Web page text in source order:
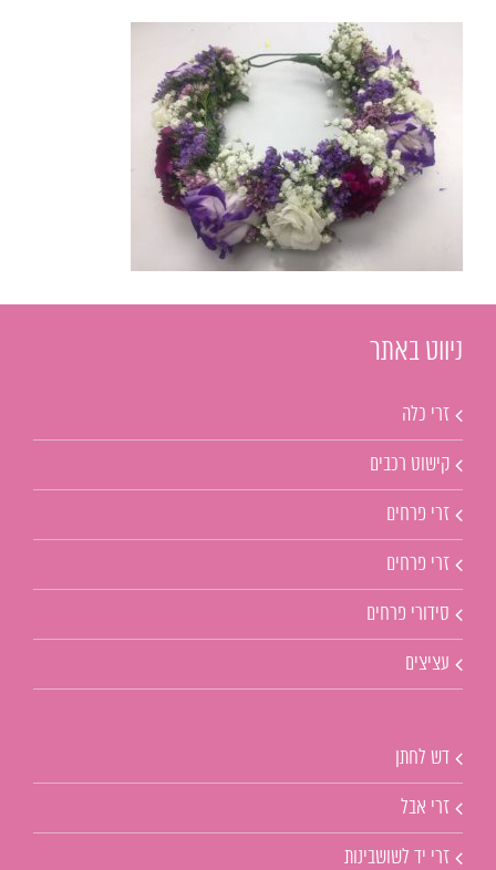
ניווט באתר
זרי כלה
קישוט רכבים
זרי פרחים
זרי פרחים
סידורי פרחים
עציצים
דש לחתן
זרי אבל
זרי יד לשושבינות